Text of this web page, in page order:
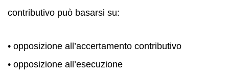
contributivo può basarsi su:
• opposizione all’accertamento contributivo
• opposizione all’esecuzione